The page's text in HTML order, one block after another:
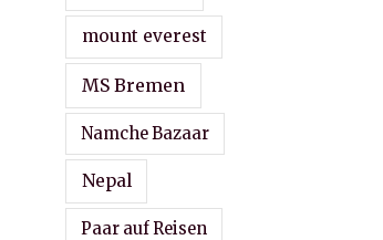
mount everest
MS Bremen
Namche Bazaar
Nepal
Paar auf Reisen